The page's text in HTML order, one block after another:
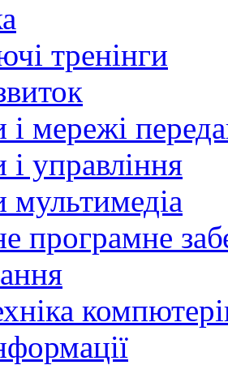
тренінги
мережі
управління
програмне